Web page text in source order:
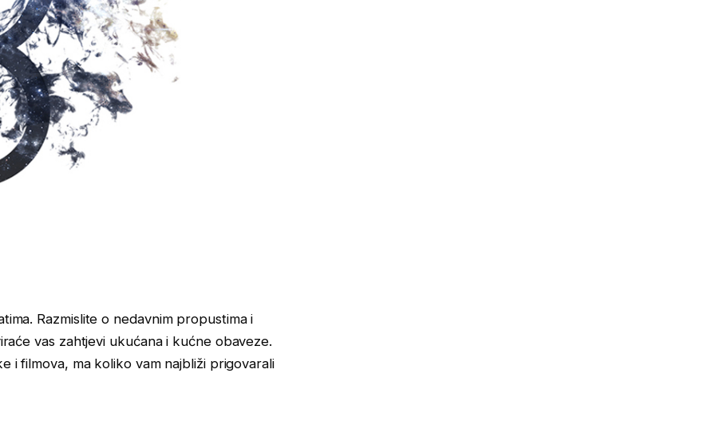
Razmislite o nedavnim propustima i
vas zahtjevi ukućana i kućne obaveze.
i filmova, ma koliko vam najbliži prigovarali